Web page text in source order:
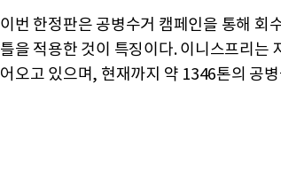
이번 한정판은 공병수거 캠페인을 통해 회
틀을 적용한 것이 특징이다. 이니스프리는
어오고 있으며, 현재까지 약 1346톤의 공